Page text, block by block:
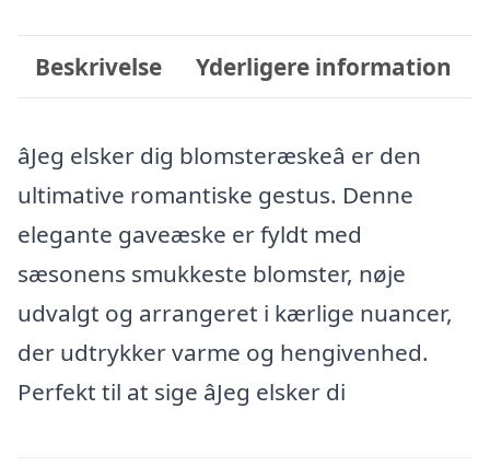
Beskrivelse Yderligere information
âJeg elsker dig blomsteræskeâ er den
ultimative romantiske gestus. Denne
elegante gaveæske er fyldt med
sæsonens smukkeste blomster, nøje
udvalgt og arrangeret i kærlige nuancer,
der udtrykker varme og hengivenhed.
Perfekt til at sige âJeg elsker di